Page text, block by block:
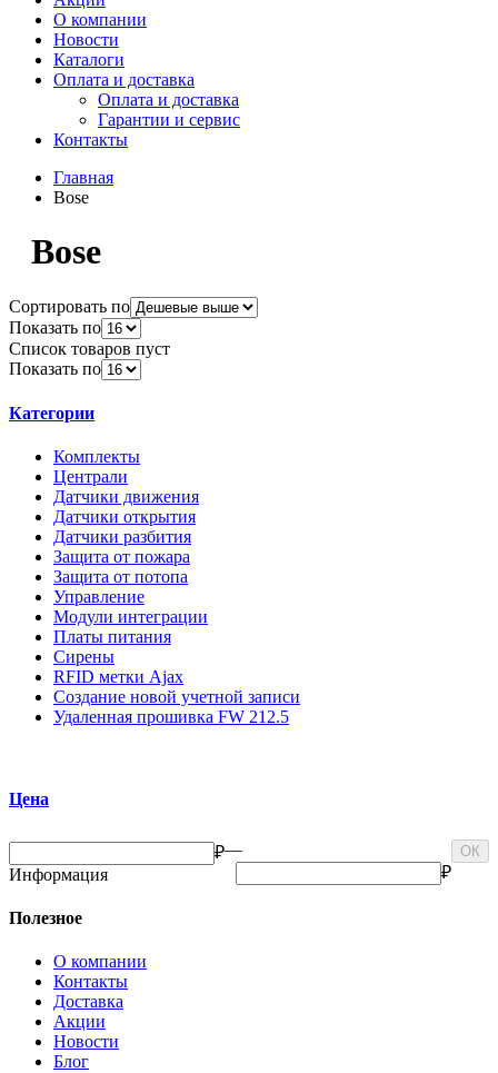
О компании
Новости
Каталоги
Оплата и доставка
Оплата и доставка
Гарантии и сервис
Контакты
Главная
Bose
Bose
Сортировать по
Показать по
Список товаров пуст
Показать по
Категории
Комплекты
Централи
Датчики движения
Датчики открытия
Датчики разбития
Защита от пожара
Защита от потопа
Управление
Модули интеграции
Платы питания
Сирены
RFID метки Ajax
Создание новой учетной записи
Удаленная прошивка FW 212.5
Цена
₽— ОК
₽
Информация
Полезное
О компании
Контакты
Доставка
Акции
Новости
Блог